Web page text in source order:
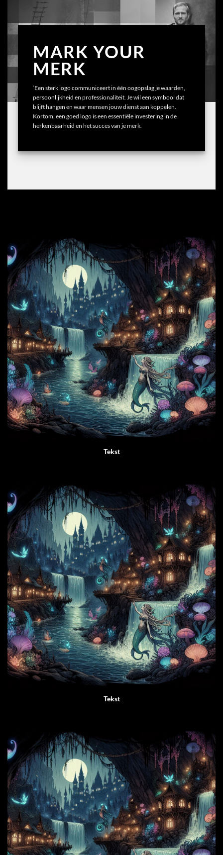
MARK YOUR
MERK
‘Een sterk logo communiceert in één oogopslag je waarden,
persoonlijkheid en professionaliteit. Je wil een symbool dat
blijft hangen en waar mensen jouw dienst aan koppelen.
Kortom, een goed logo is een essentiële investering in de
herkenbaarheid en het succes van je merk.
Tekst
Tekst